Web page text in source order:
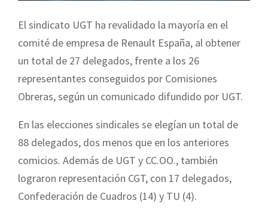
El sindicato UGT ha revalidado la mayoría en el
comité de empresa de Renault España, al obtener
un total de 27 delegados, frente a los 26
representantes conseguidos por Comisiones
Obreras, según un comunicado difundido por UGT.
En las elecciones sindicales se elegían un total de
88 delegados, dos menos que en los anteriores
comicios. Además de UGT y CC.OO., también
lograron representación CGT, con 17 delegados,
Confederación de Cuadros (14) y TU (4).